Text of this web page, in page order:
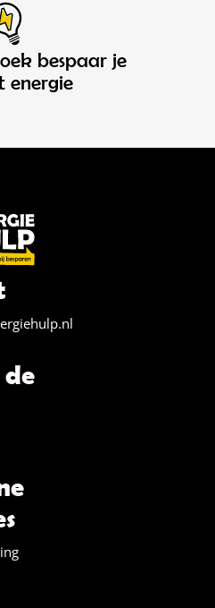
bespaar je
energie